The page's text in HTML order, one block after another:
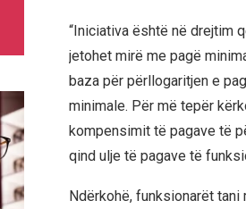
“Iniciativa është në drejtim
jetohet mirë me pagë
baza për përllogaritjen e
minimale. Për më tepër
kompensimit të pagave të
qind ulje të pagave të
Ndërkohë, funksionarët tani